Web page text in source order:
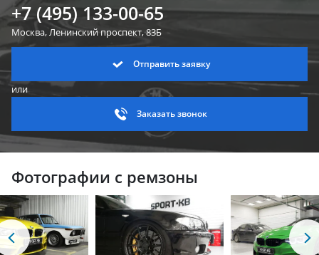
+7 (495) 133-00-65
Москва, Ленинскийпроспект, 83Б
Отправить заявку
или
Заказать звонок
Фотографии с ремзоны